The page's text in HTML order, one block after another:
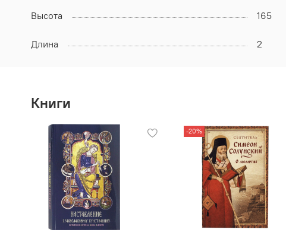
Высота 165
Длина 2
Книги
-20%